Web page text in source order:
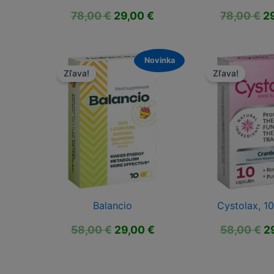
78,00€ Pôvodná
78,00 €.
29,00 €
29,00 €.
78,00€
Novinka
Zľava!
Balancio
58,00€ Pôvodná
29,00 €Aktuálna
Zľava!
Cystolax,
58,00€